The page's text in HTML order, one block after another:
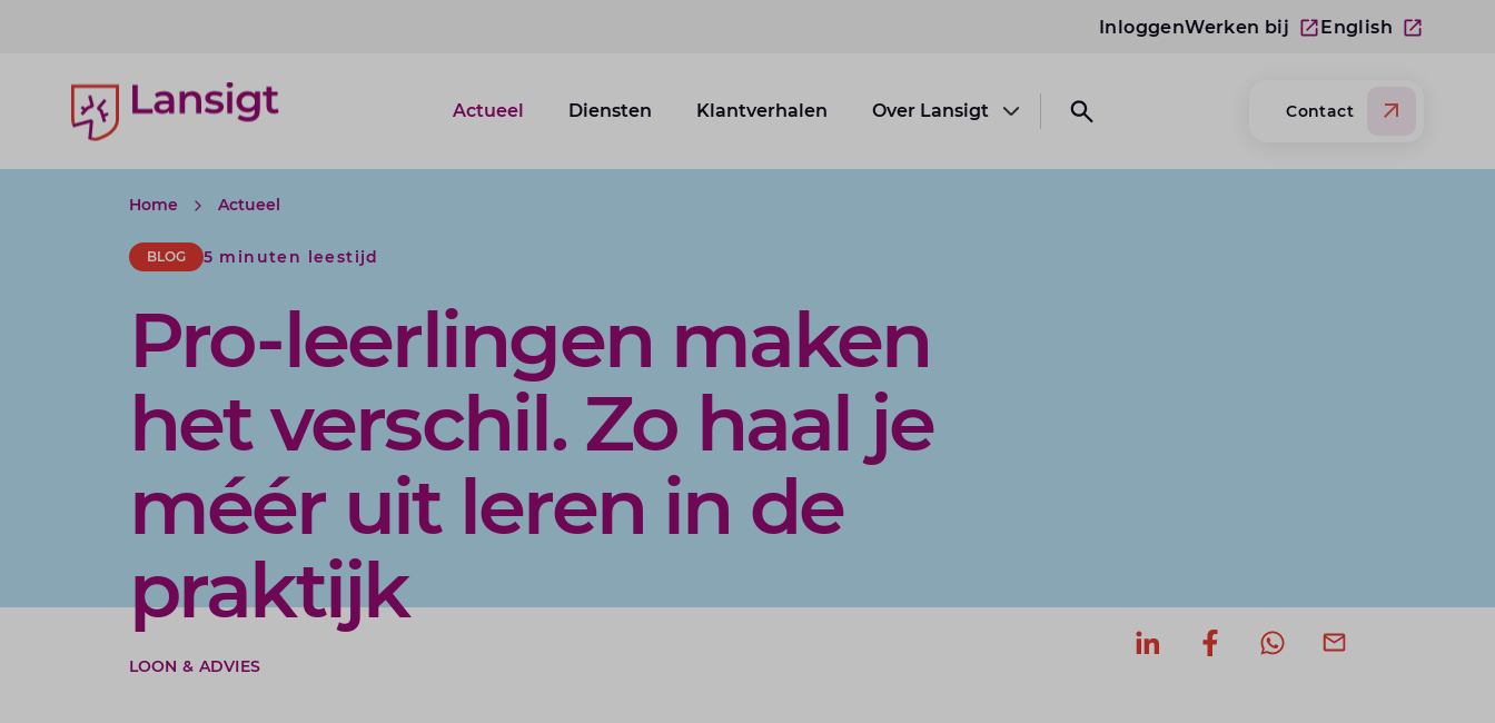
InloggenWerken bij English
Lansigt Accountants logo
Actueel Diensten Klantverhalen Over Lansigt
Open submenu Over Lansigt
Open search website
Contact
Home Actueel
BLOG 5 minuten leestijd
Pro-leerlingen maken
het verschil. Zo haal je
méér uit leren in de
praktijk
LOON & ADVIES